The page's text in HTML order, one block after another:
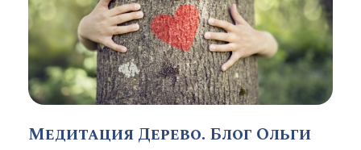
Медитация Дерево. Блог Ольги